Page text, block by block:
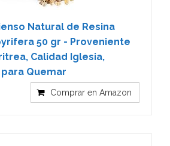
Natural de Resina
50 gr - Proveniente
Calidad Iglesia,
Quemar
Comprar en Amazon